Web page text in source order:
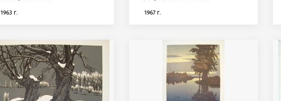
1963 г. 1967 г.